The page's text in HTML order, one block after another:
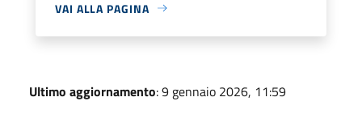
VAI ALLA PAGINA
Ultimo aggiornamento: 9 gennaio 2026, 11:59